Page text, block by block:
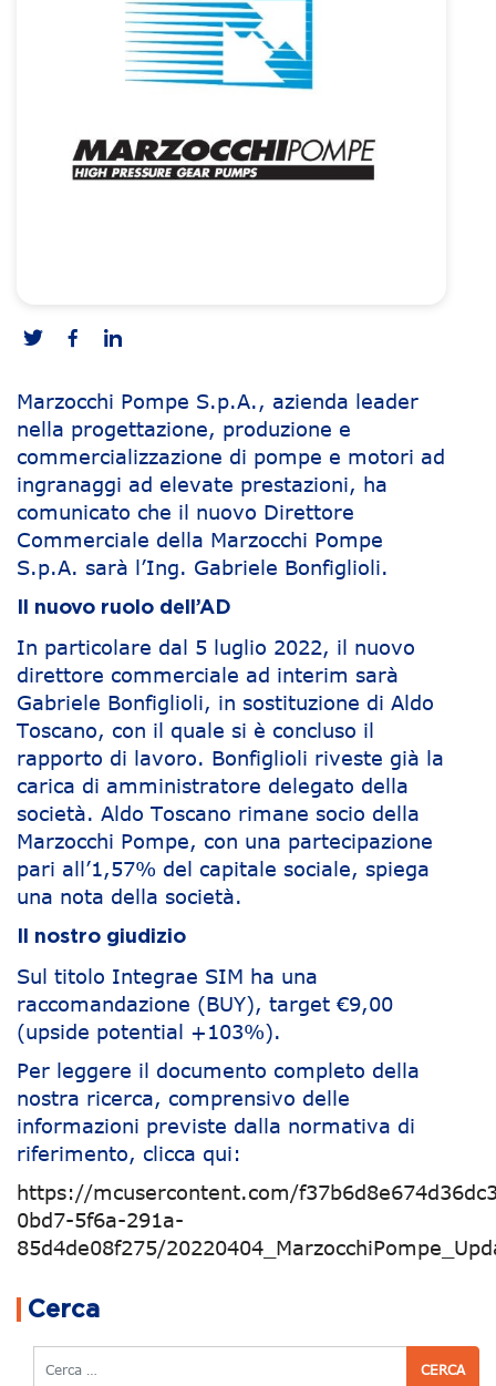
Marzocchi Pompe S.p.A., azienda leader
nella progettazione, produzione e
commercializzazione di pompe e motori ad
ingranaggi ad elevate prestazioni, ha
comunicato che il nuovo Direttore
Commerciale della Marzocchi Pompe
S.p.A. sarà l’Ing. Gabriele Bonfiglioli.
Il nuovo ruolo dell’AD
In particolare dal 5 luglio 2022, il nuovo
direttore commerciale ad interim sarà
Gabriele Bonfiglioli, in sostituzione di Aldo
Toscano, con il quale si è concluso il
rapporto di lavoro. Bonfiglioli riveste già la
carica di amministratore delegato della
società. Aldo Toscano rimane socio della
Marzocchi Pompe, con una partecipazione
pari all’1,57% del capitale sociale, spiega
una nota della società.
Il nostro giudizio
Sul titolo Integrae SIM ha una
raccomandazione (BUY), target €9,00
(upside potential +103%).
Per leggere il documento completo della
nostra ricerca, comprensivo delle
informazioni previste dalla normativa di
riferimento, clicca qui:
https://mcusercontent.com/
0bd7-5f6a-291a-
85d4de08f275/
Cerca
Cerca